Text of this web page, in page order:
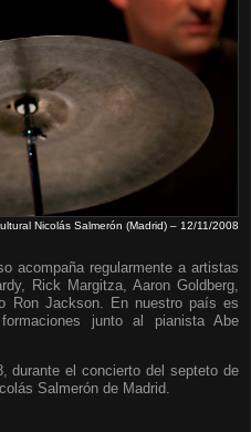
Nicolás Salmerón (Madrid) – 12/11/2008
acompaña regularmente a artistas
Rick Margitza, Aaron Goldberg,
Ron Jackson. En nuestro país es
junto al pianista Abe
durante el concierto del septeto de
Salmerón de Madrid.